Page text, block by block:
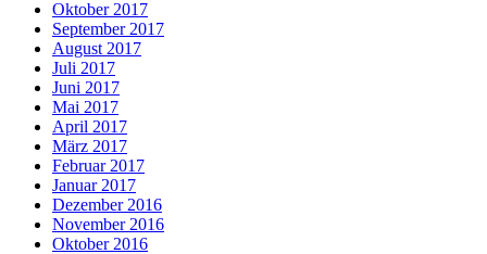
Oktober 2017
September 2017
August 2017
Juli 2017
Juni 2017
Mai 2017
April 2017
März 2017
Februar 2017
Januar 2017
Dezember 2016
November 2016
Oktober 2016